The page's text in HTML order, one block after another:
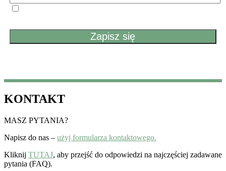
KONTAKT
MASZ PYTANIA?
Napisz do nas – użyj formularza kontaktowego.
Kliknij TUTAJ, aby przejść do odpowiedzi na najczęściej zadawane
pytania (FAQ).